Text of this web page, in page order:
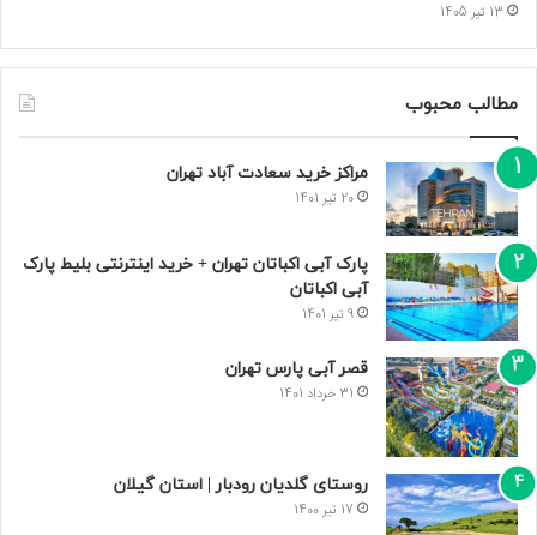
13 تیر 1405
مطالب محبوب
مراکز خرید سعادت‌ آباد تهران
20 تیر 1401
پارک آبی اکباتان تهران + خرید اینترنتی بلیط پارک
آبی اکباتان
9 تیر 1401
قصر آبی پارس تهران
31 خرداد 1401
روستای گلدیان رودبار | استان گیلان
17 تیر 1400